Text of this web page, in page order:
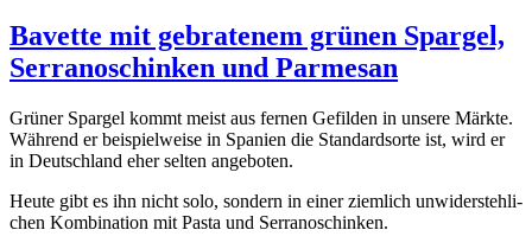
Bavette mit gebratenem grünen Spargel,
Serranoschinken und Parmesan
Grü­ner Spar­gel kommt meist aus fer­nen Gefil­den in unse­re Märk­te.
Wäh­rend er bei­spiel­wei­se in Spa­ni­en die Stan­dard­sor­te ist, wird er
in Deutsch­land eher sel­ten ange­bo­ten.
Heu­te gibt es ihn nicht solo, son­dern in einer ziem­lich unwi­der­steh­li­
chen Kom­bi­na­ti­on mit Pas­ta und Ser­ra­no­schin­ken.